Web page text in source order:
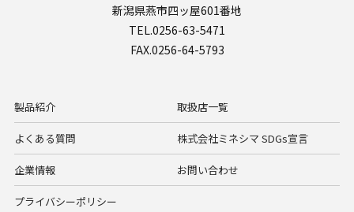
新潟県燕市四ッ屋601番地
TEL.0256-63-5471
FAX.0256-64-5793
製品紹介 取扱店一覧
よくある質問 株式会社ミネシマ SDGs宣言
企業情報 お問い合わせ
プライバシーポリシー